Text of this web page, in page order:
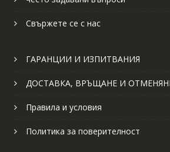
Свържете се с нас
ГАРАНЦИИ И ИЗПИТВАНИЯ
ДОСТАВКА, ВРЪЩАНЕ И
Правила и условия
Политика за поверителност